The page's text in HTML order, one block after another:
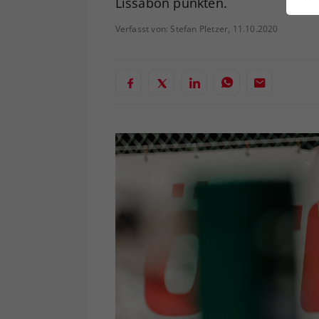
Verfasst von: Stefan Pletzer, 11.10.2020